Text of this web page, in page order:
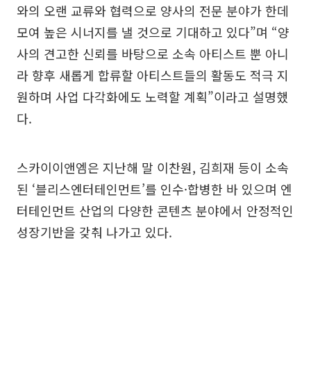
와의 오랜 교류와 협력으로 양사의 전문 분야가 한데
모여 높은 시너지를 낼 것으로 기대하고 있다”며 “양
사의 견고한 신뢰를 바탕으로 소속 아티스트 뿐 아니
라 향후 새롭게 합류할 아티스트들의 활동도 적극 지
원하며 사업 다각화에도 노력할 계획”이라고 설명했
다.
스카이이앤엠은 지난해 말 이찬원, 김희재 등이 소속
된 ‘블리스엔터테인먼트’를 인수·합병한 바 있으며 엔
터테인먼트 산업의 다양한 콘텐츠 분야에서 안정적인
성장기반을 갖춰 나가고 있다.